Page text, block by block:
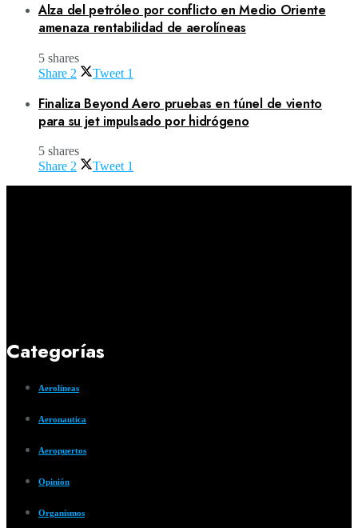
Alza del petróleo por conflicto en Medio Oriente
amenaza rentabilidad de aerolíneas
5 shares
Share 2 Tweet 1
Finaliza Beyond Aero pruebas en túnel de viento
para su jet impulsado por hidrógeno
5 shares
Share 2 Tweet 1
Categorías
Aerolíneas
Aeronautica
Aeropuertos
Opinión
Organismos